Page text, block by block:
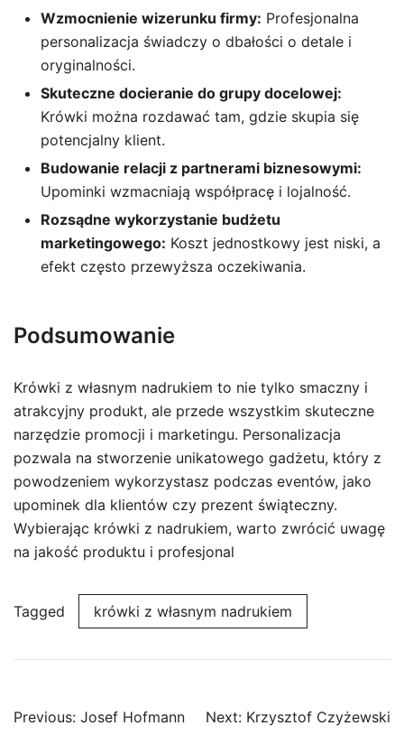
Wzmocnienie wizerunku firmy: Profesjonalna
personalizacja świadczy o dbałości o detale i
oryginalności.
Skuteczne docieranie do grupy docelowej:
Krówki można rozdawać tam, gdzie skupia się
potencjalny klient.
Budowanie relacji z partnerami biznesowymi:
Upominki wzmacniają współpracę i lojalność.
Rozsądne wykorzystanie budżetu
marketingowego: Koszt jednostkowy jest niski, a
efekt często przewyższa oczekiwania.
Podsumowanie
Krówki z własnym nadrukiem to nie tylko smaczny i
atrakcyjny produkt, ale przede wszystkim skuteczne
narzędzie promocji i marketingu. Personalizacja
pozwala na stworzenie unikatowego gadżetu, który z
powodzeniem wykorzystasz podczas eventów, jako
upominek dla klientów czy prezent świąteczny.
Wybierając krówki z nadrukiem, warto zwrócić uwagę
na jakość produktu i profesjonal
Tagged krówki z własnym nadrukiem
Post
Previous: Josef Hofmann Next: Krzysztof Czyżewski